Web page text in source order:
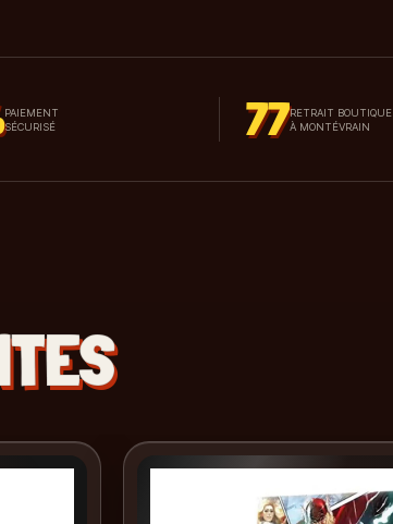
PAIEMENT
SÉCURISÉ
77RETRAIT BOUTIQUE
À MONTÉVRAIN